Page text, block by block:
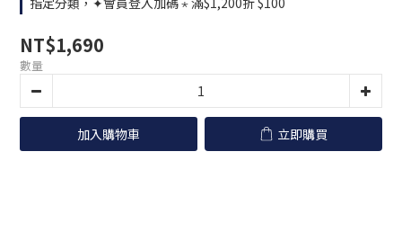
NT$1,690
數量
加入購物車 立即購買